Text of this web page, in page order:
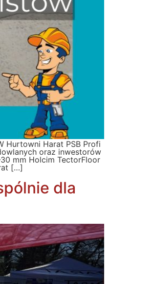
Hurtowni Harat PSB Profi
oraz inwestorów
mm Holcim TectorFloor
[…]
dla